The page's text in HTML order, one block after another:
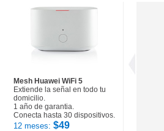
Mesh Huawei WiFi 5
Extiende la señal en todo tu
domicilio.
1 año de garantia.
Conecta hasta 30 dispositivos.
12 meses: $49